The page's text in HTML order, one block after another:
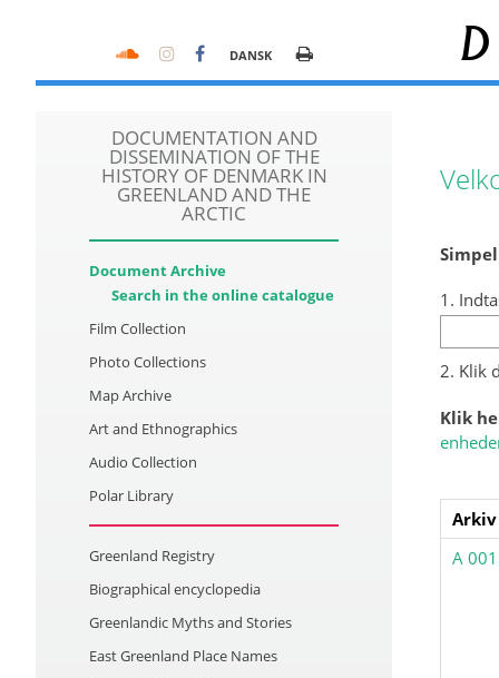
DANSK
DOCUMENTATION AND
DISSEMINATION OF THE
HISTORY OF DENMARK IN
GREENLAND AND THE
ARCTIC
Document Archive
Search in the online catalogue
Film Collection
Photo Collections
Map Archive
Art and Ethnographics
Audio Collection
Polar Library
Greenland Registry
Biographical encyclopedia
Greenlandic Myths and Stories
East Greenland Place Names
1.
2. Klik
Klik
Arkiv
A 001